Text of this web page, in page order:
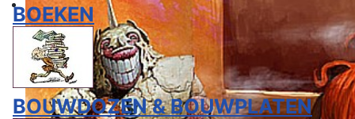
BOEKEN
BOUWDOZEN & BOUWPLATEN